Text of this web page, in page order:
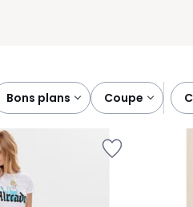
bons plans coupe